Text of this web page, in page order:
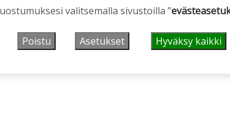
valitsemalla sivustoilla ”
Poistu Asetukset Hyväksy kaikki